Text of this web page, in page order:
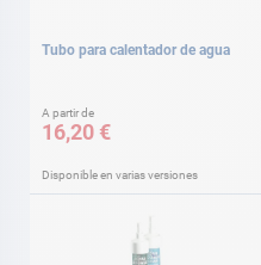
Tubo para calentador de agua
A partir de
16,20 €
Disponible en varias versiones